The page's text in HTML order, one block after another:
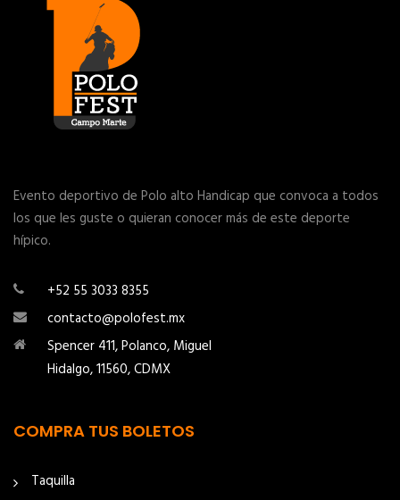
Evento deportivo de Polo alto Handicap que convoca a todos
los que les guste o quieran conocer más de este deporte
hípico.
+52 55 3033 8355
contacto@polofest.mx
Spencer 411, Polanco, Miguel
Hidalgo, 11560, CDMX
COMPRA TUS BOLETOS
Taquilla